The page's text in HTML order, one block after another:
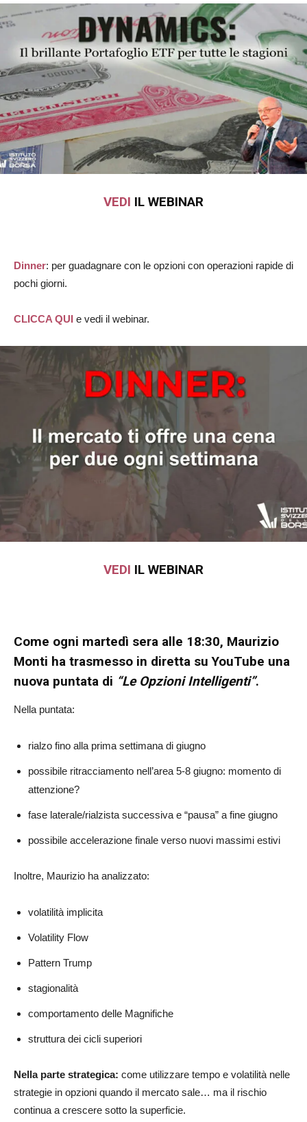
VEDI IL WEBINAR
Dinner: per guadagnare con le opzioni con operazioni rapide di
pochi giorni.
CLICCA QUI e vedi il webinar.
VEDI IL WEBINAR
Come ogni martedì sera alle 18:30, Maurizio
Monti ha trasmesso in diretta su YouTube una
nuova puntata di “Le Opzioni Intelligenti”.
Nella puntata:
rialzo fino alla prima settimana di giugno
possibile ritracciamento nell’area 5-8 giugno: momento di
attenzione?
fase laterale/rialzista successiva e “pausa” a fine giugno
possibile accelerazione finale verso nuovi massimi estivi
Inoltre, Maurizio ha analizzato:
volatilità implicita
Volatility Flow
Pattern Trump
stagionalità
comportamento delle Magnifiche
struttura dei cicli superiori
Nella parte strategica: come utilizzare tempo e volatilità nelle
strategie in opzioni quando il mercato sale… ma il rischio
continua a crescere sotto la superficie.